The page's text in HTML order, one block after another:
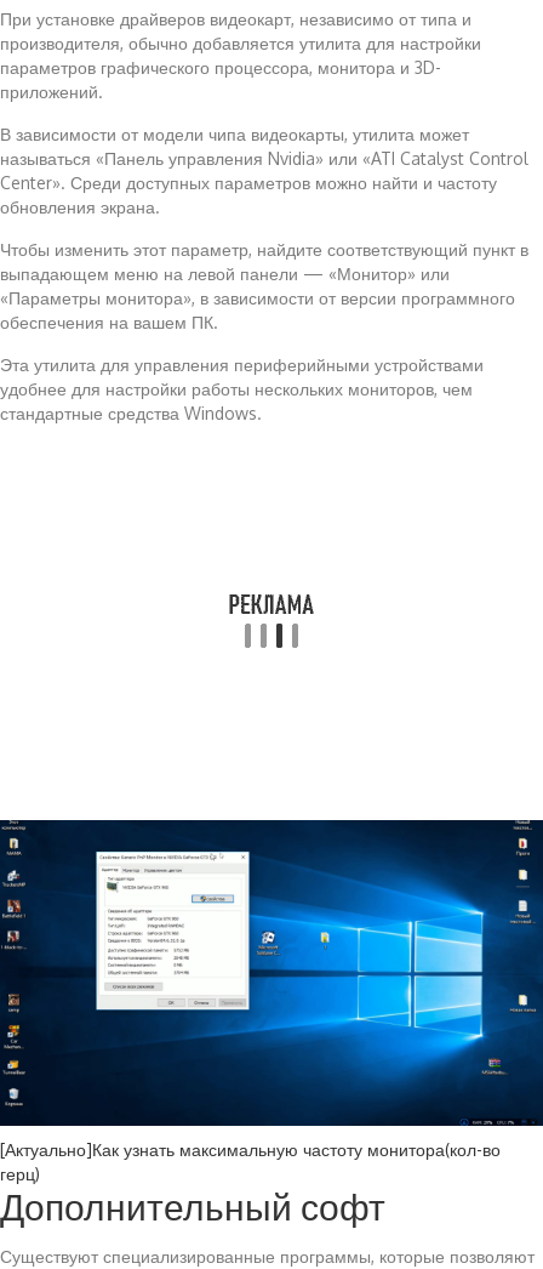
При установке драйверов видеокарт, независимо от типа и
производителя, обычно добавляется утилита для настройки
параметров графического процессора, монитора и 3D-
приложений.
В зависимости от модели чипа видеокарты, утилита может
называться «Панель управления Nvidia» или «ATI Catalyst Control
Center». Среди доступных параметров можно найти и частоту
обновления экрана.
Чтобы изменить этот параметр, найдите соответствующий пункт в
выпадающем меню на левой панели — «Монитор» или
«Параметры монитора», в зависимости от версии программного
обеспечения на вашем ПК.
Эта утилита для управления периферийными устройствами
удобнее для настройки работы нескольких мониторов, чем
стандартные средства Windows.
[Актуально]Как узнать максимальную частоту монитора(кол-во
герц)
Дополнительный софт
Существуют специализированные программы, которые позволяют